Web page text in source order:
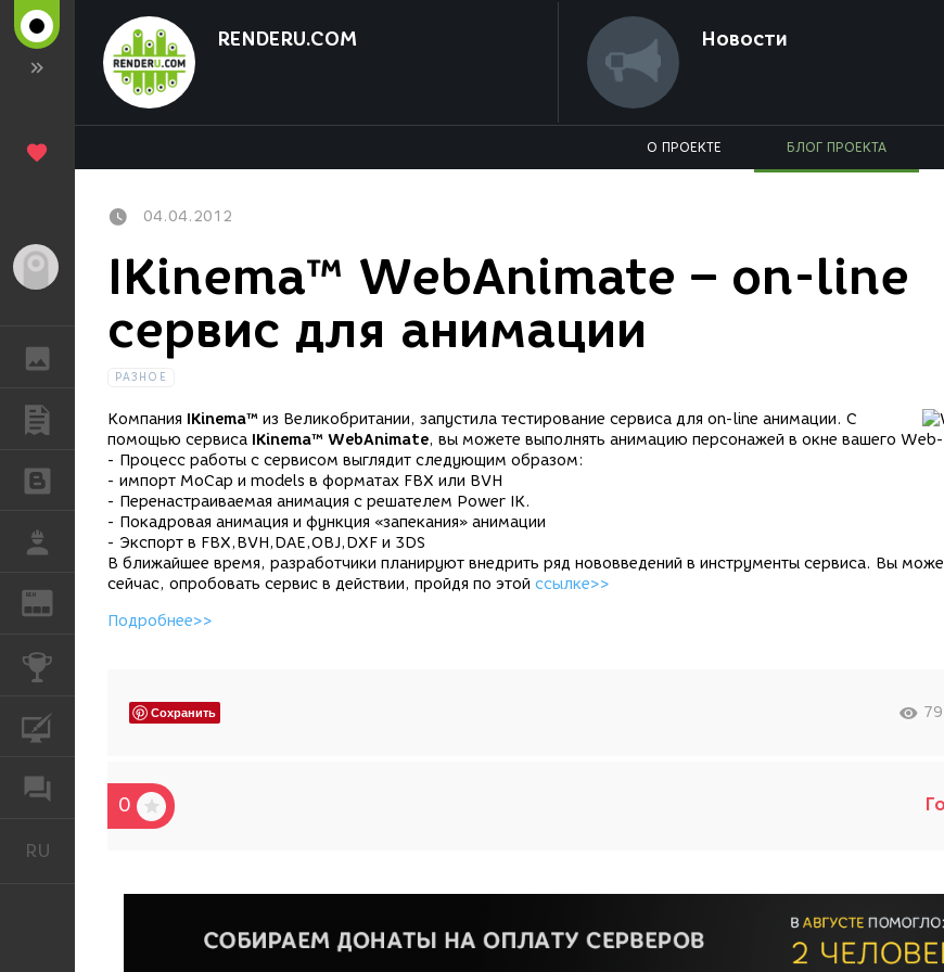
ПУБЛИКАЦИИ
БЛОГИ
РАБОТА
REN
КУРСЫ
ФОРУМ
RU
RENDERU.COM Новости
О ПРОЕКТЕ БЛОГ ПРОЕКТА
04.04.2012
IKinema™ WebAnimate – on-line
сервис для анимации
РАЗНОЕ
Компания IKinema™ из Великобритании, запустила тестирование сервиса для on-line анимации. С
помощью сервиса IKinema™ WebAnimate, вы можете выполнять анимацию персонажей в окне вашего
- Процесс работы с сервисом выглядит следующим образом:
- импорт MoCap и models в форматах FBX или BVH
- Перенастраиваемая анимация с решателем Power IK.
- Покадровая анимация и функция «запекания» анимации
- Экспорт в FBX,BVH,DAE,OBJ,DXF и 3DS
В ближайшее время, разработчики планируют внедрить ряд нововведений в инструменты сервиса. Вы
сейчас, опробовать сервис в действии, пройдя по этой ссылке>>
Подробнее>>
Сохранить
0